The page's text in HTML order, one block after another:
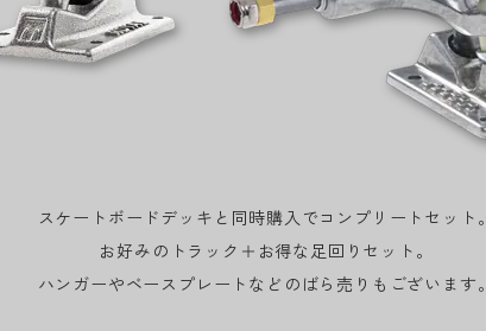
スケートボードデッキと同時購入でコンプリートセット。
お好みのトラック＋お得な足回りセット。
ハンガーやベースプレートなどのばら売りもございます。